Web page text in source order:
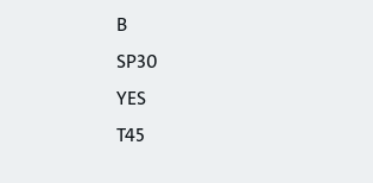
B
SP30
YES
T45